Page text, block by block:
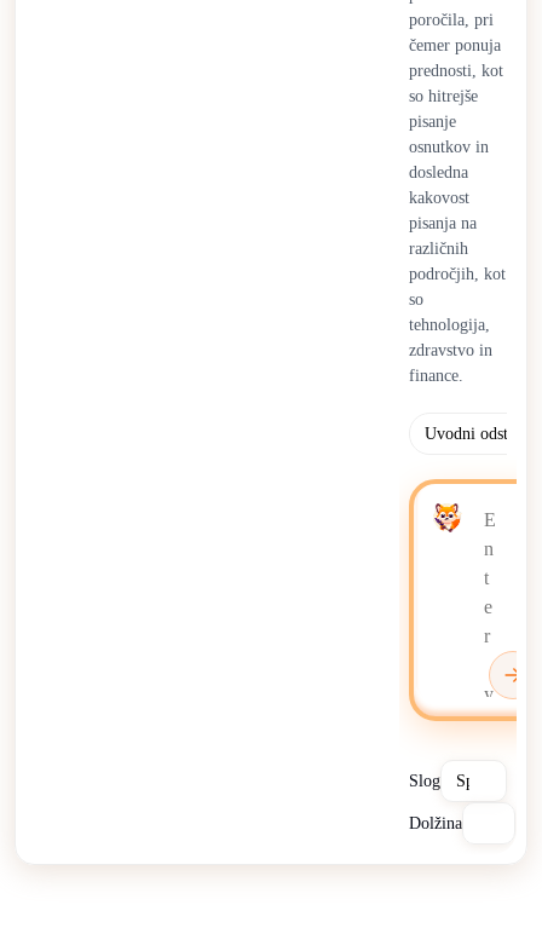
poročila, pri
čemer ponuja
prednosti, kot
so hitrejše
pisanje
osnutkov in
dosledna
kakovost
pisanja na
različnih
področjih, kot
so
tehnologija,
zdravstvo in
finance.
Uvodni odstavek
Slog
Dolžina